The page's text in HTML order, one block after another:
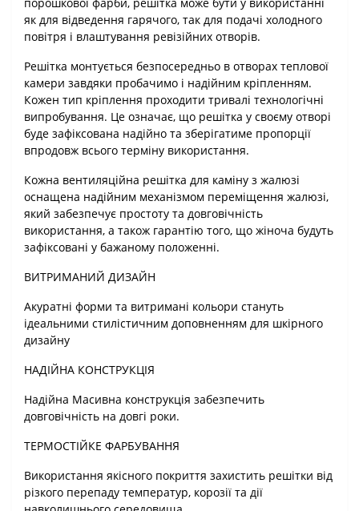
як для відведення гарячого, так для подачі холодного
повітря і влаштування ревізійних отворів.
Решітка монтується безпосередньо в отворах теплової
камери завдяки пробачимо і надійним кріпленням.
Кожен тип кріплення проходити тривалі технологічні
випробування. Це означає, що решітка у своєму отворі
буде зафіксована надійно та зберігатиме пропорції
впродовж всього терміну використання.
Кожна вентиляційна решітка для каміну з жалюзі
оснащена надійним механізмом переміщення жалюзі,
який забезпечує простоту та довговічність
використання, а також гарантію того, що жіноча будуть
зафіксовані у бажаному положенні.
ВИТРИМАНИЙ ДИЗАЙН
Акуратні форми та витримані кольори стануть
ідеальними стилістичним доповненням для шкірного
дизайну
НАДІЙНА КОНСТРУКЦІЯ
Надійна Масивна конструкція забезпечить
довговічність на довгі роки.
ТЕРМОСТІЙКЕ ФАРБУВАННЯ
Використання якісного покриття захистить решітки від
різкого перепаду температур, корозії та дії